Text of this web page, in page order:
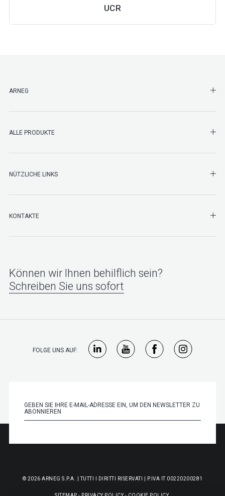
UCR
ARNEG
ALLE PRODUKTE
NÜTZLICHE LINKS
KONTAKTE
Können wir Ihnen behilflich sein?
Schreiben Sie uns sofort
FOLGE UNS AUF:
© 2026 ARNEG S.P.A. | TUTTI I DIRITTI RISERVATI | P.IVA IT 00220200281